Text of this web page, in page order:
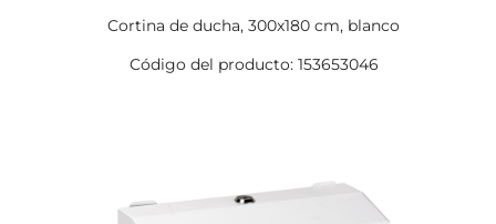
Cortina de ducha, 300x180 cm, blanco
Código del producto: 153653046